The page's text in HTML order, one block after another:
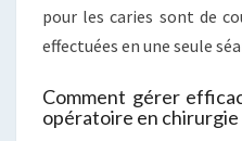
pour les caries sont de
effectuées en une seule
Comment gérer
opératoire en